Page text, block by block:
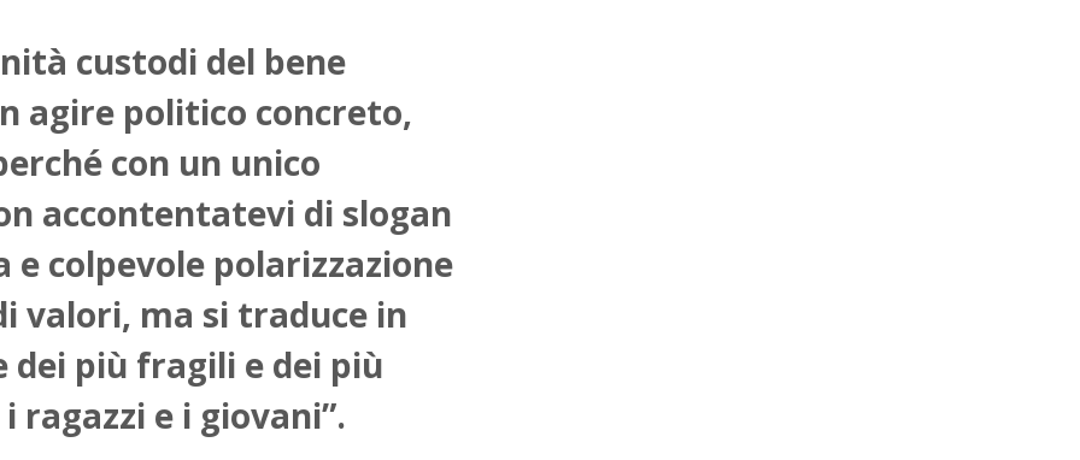
custodi del bene
agire politico concreto,
con un unico
accontentatevi di slogan
colpevole polarizzazione
valori, ma si traduce in
dei più fragili e dei più
ragazzi e i giovani”.